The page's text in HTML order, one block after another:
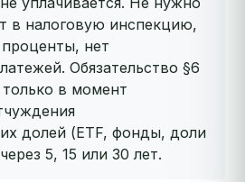
в налоговую инспекцию,
нет
Обязательство §6
только в момент
долей (ETF, фонды, доли
5, 15 или 30 лет.